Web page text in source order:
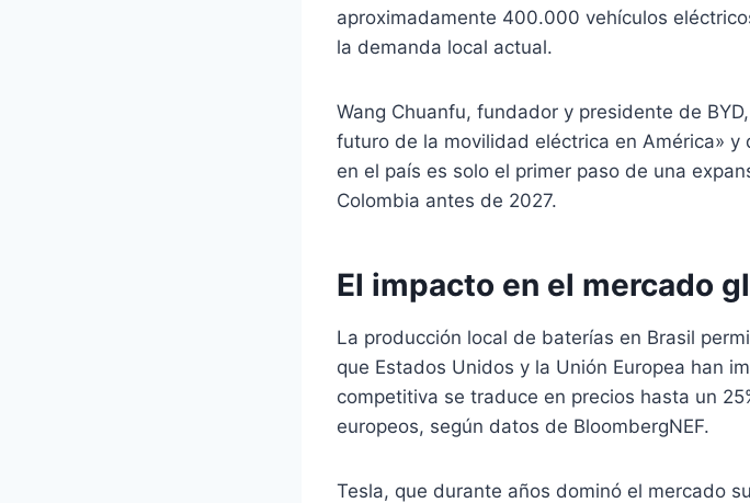
aproximadamente 400.000 vehículos
la demanda local actual.
Wang Chuanfu, fundador y presidente de
futuro de la movilidad eléctrica en América»
en el país es solo el primer paso de una
Colombia antes de 2027.
El impacto en el mercado
La producción local de baterías en Brasil
que Estados Unidos y la Unión Europea han
competitiva se traduce en precios hasta un
europeos, según datos de BloombergNEF.
Tesla, que durante años dominó el mercado